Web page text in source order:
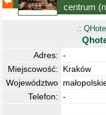
centrum
.:
Adres: -
Miejscowość:
Kraków
Województwo
Telefon: -